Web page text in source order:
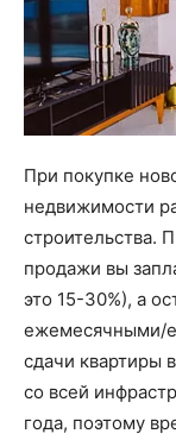
При покупке
недвижимости
строительства.
продажи вы
это 15-30%), а
ежемесячными/
сдачи квартиры
со всей
года, поэтому